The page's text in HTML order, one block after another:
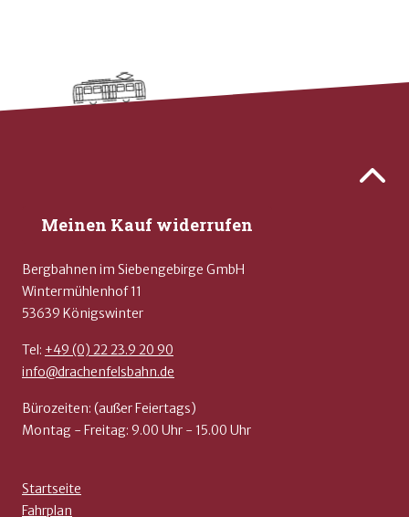
Kontaktdaten und weitere Links
Zurück
Meinen Kauf widerrufen
Bergbahnen im Siebengebirge GmbH
Wintermühlenhof 11
53639 Königswinter
Tel: +49 (0) 22 23.9 20 90
info@drachenfelsbahn.de
Bürozeiten: (außer Feiertags)
Montag - Freitag: 9.00 Uhr - 15.00 Uhr
Startseite
Fahrplan